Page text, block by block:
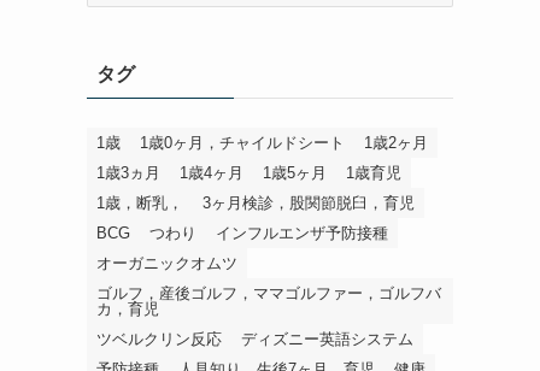
タグ
1歳 1歳0ヶ月，チャイルドシート
1歳2ヶ月
1歳3ヵ月
1歳4ヶ月 1歳5ヶ月
1歳育児
1歳，断乳，
3ヶ月検診，股関節脱臼，育児
BCG
つわり
インフルエンザ予防接種
オーガニックオムツ
ゴルフ，産後ゴルフ，ママゴルファー，ゴルフバ
カ，育児
ツベルクリン反応
ディズニー英語システム